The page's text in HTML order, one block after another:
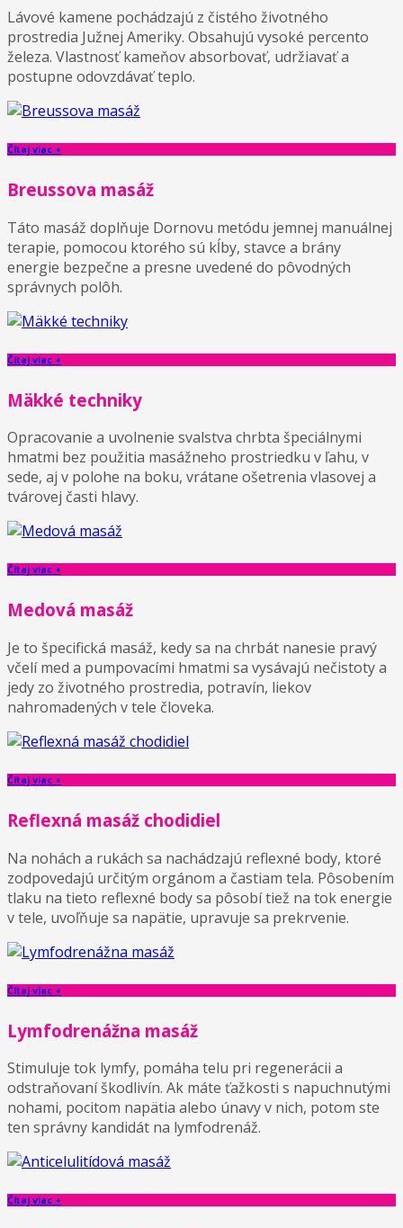
Lávové kamene pochádzajú z čistého životného
prostredia Južnej Ameriky. Obsahujú vysoké percento
železa. Vlastnosť kameňov absorbovať, udržiavať a
postupne odovzdávať teplo.
Čítaj viac +
Breussova masáž
Táto masáž doplňuje Dornovu metódu jemnej manuálnej
terapie, pomocou ktorého sú kĺby, stavce a brány
energie bezpečne a presne uvedené do pôvodných
správnych polôh.
Čítaj viac +
Mäkké techniky
Opracovanie a uvolnenie svalstva chrbta špeciálnymi
hmatmi bez použitia masážneho prostriedku v ľahu, v
sede, aj v polohe na boku, vrátane ošetrenia vlasovej a
tvárovej časti hlavy.
Čítaj viac +
Medová masáž
Je to špecifická masáž, kedy sa na chrbát nanesie pravý
včelí med a pumpovacími hmatmi sa vysávajú nečistoty a
jedy zo životného prostredia, potravín, liekov
nahromadených v tele človeka.
Čítaj viac +
Reflexná masáž chodidiel
Na nohách a rukách sa nachádzajú reflexné body, ktoré
zodpovedajú určitým orgánom a častiam tela. Pôsobením
tlaku na tieto reflexné body sa pôsobí tiež na tok energie
v tele, uvoľňuje sa napätie, upravuje sa prekrvenie.
Čítaj viac +
Lymfodrenážna masáž
Stimuluje tok lymfy, pomáha telu pri regenerácii a
odstraňovaní škodlivín. Ak máte ťažkosti s napuchnutými
nohami, pocitom napätia alebo únavy v nich, potom ste
ten správny kandidát na lymfodrenáž.
Čítaj viac +